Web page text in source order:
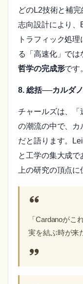
どのL2技術と補
志向設計により
トラフィック処
る「高速化」では
哲学の完成形です
8. 総括──カルダ
チャールズは、「
の潮流の中で、カ
だと語ります。
と工学の集大成
上の研究の頂点に
「Cardanoがこ
実を結ぶ時が来